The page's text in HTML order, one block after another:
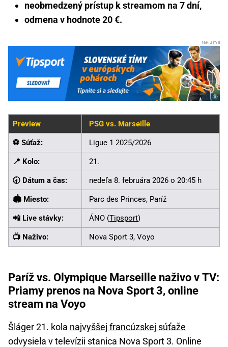
neobmedzený prístup k streamom na 7 dní,
odmena v hodnote 20 €.
Preview PSG vs. Marseille
⚽ Súťaž: Ligue 1 2025/2026
📍 Kolo: 21.
🕣 Dátum a čas: nedeľa 8. februára 2026 o 20:45 h
🏟️ Miesto: Parc des Princes, Paríž
📲 Live stávky: ÁNO (Tipsport)
📺 Naživo: Nova Sport 3, Voyo
Paríž vs. Olympique Marseille naživo v TV:
Priamy prenos na Nova Sport 3, online
stream na Voyo
Šláger 21. kola najvyššej francúzskej súťaže
odvysiela v televízii stanica Nova Sport 3. Online